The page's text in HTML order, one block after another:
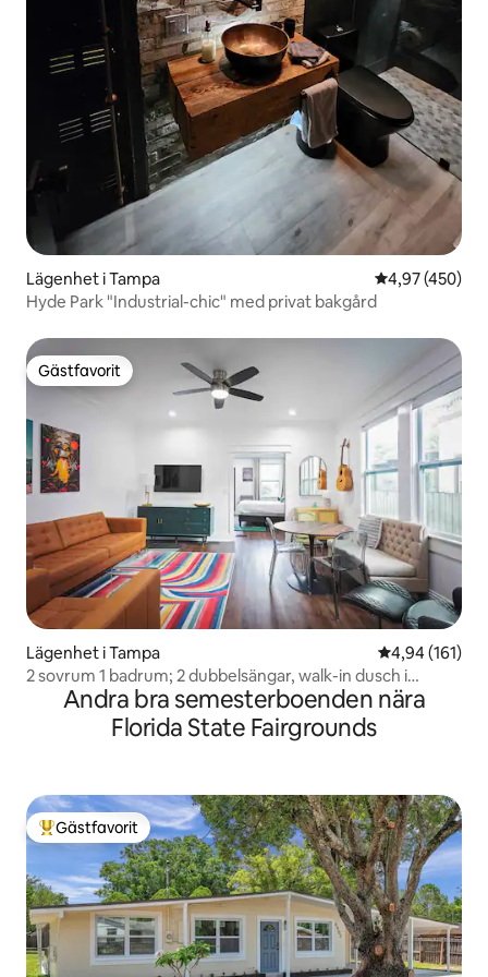
Lägenhet i Tampa 4,97 av 5 i
4,97 (450)
Hyde Park "Industrial-chic" med privat bakgård
Gästfavorit
Gästfavorit
Lägenhet i Tampa 4,94 av 5 i
4,94 (161)
2 sovrum 1 badrum; 2 dubbelsängar, walk-in dusch i
marmor!Andra bra semesterboenden nära
Florida State Fairgrounds
Populär gästfavorit
Gästfavorit